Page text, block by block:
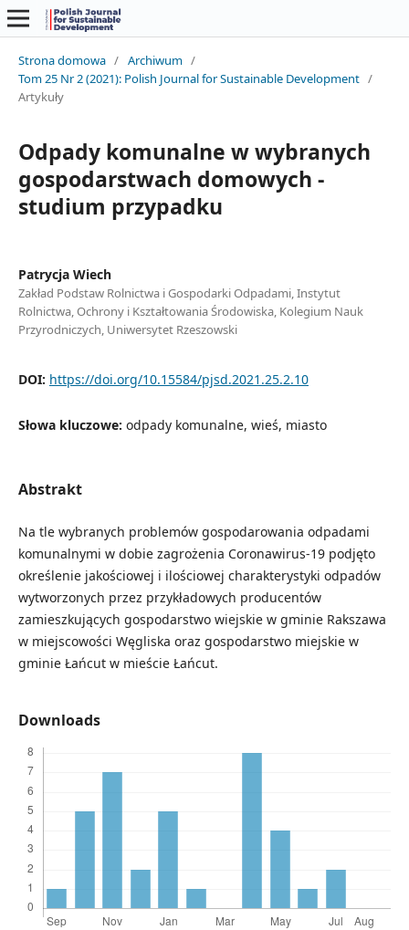
Strona domowa / Archiwum /
Tom 25 Nr 2 (2021): Polish Journal for Sustainable Development /
Artykuły
Odpady komunalne w wybranych
gospodarstwach domowych -
studium przypadku
Patrycja Wiech
Zakład Podstaw Rolnictwa i Gospodarki Odpadami, Instytut
Rolnictwa, Ochrony i Kształtowania Środowiska, Kolegium Nauk
Przyrodniczych, Uniwersytet Rzeszowski
DOI: https://doi.org/10.15584/pjsd.2021.25.2.10
Słowa kluczowe: odpady komunalne, wieś, miasto
Abstrakt
Na tle wybranych problemów gospodarowania odpadami
komunalnymi w dobie zagrożenia Coronawirus-19 podjęto
określenie jakościowej i ilościowej charakterystyki odpadów
wytworzonych przez przykładowych producentów
zamieszkujących gospodarstwo wiejskie w gminie Rakszawa
w miejscowości Węgliska oraz gospodarstwo miejskie w
gminie Łańcut w mieście Łańcut.
Downloads